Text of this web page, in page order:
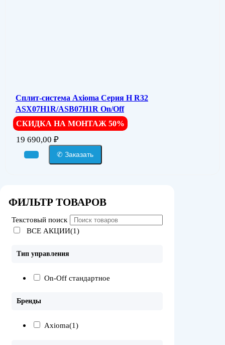
Сплит-система Axioma Серия H R32
ASX07H1R/ASB07H1R On/Off
СКИДКА НА МОНТАЖ 50%
19 690,00 ₽
✆ Заказать
ФИЛЬТР ТОВАРОВ
Текстовый поиск
ВСЕ АКЦИИ(1)
Тип управления
On-Off стандартное
Бренды
Axioma(1)